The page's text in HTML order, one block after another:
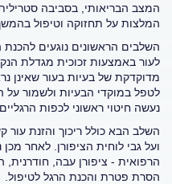
המצב הבריאותי, בסביבה
המלצות על תחזוקה וטיפול
השלבים הראשונים נוגעים
לעור באמצעות זכוכית מגדלת
מדוקדקת של בעיות בעור שאינן
לטפל במוקדי הבעיות ולשמור על
נעשה חיטוי ראשוני לכפות הרגליים
השלב הבא כולל ריכוך והזנת
ועל גבי לוחית הציפורן. לאחר
הרפואית - ציפורן עבה, חודרנית,
הסרת פטרת והכנת הרגל לטיפול.